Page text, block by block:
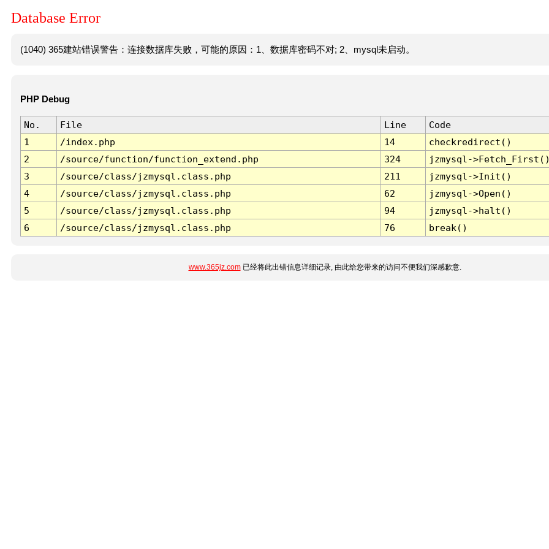
Database Error
(1040) 365建站错误警告：连接数据库失败，可能的原因：1、数据库密码不对; 2、mysql未启动。
PHP Debug
No. File Line
Code
1
/index.php 14
checkredirect()
2
/source/function/function_extend.php 324
jzmysql-
3
/source/class/jzmysql.class.php 211
jzmysql->Init()
4
/source/class/jzmysql.class.php 62
jzmysql->Open()
5
/source/class/jzmysql.class.php 94
jzmysql->halt()
6
/source/class/jzmysql.class.php 76 break()
www.365jz.com已经将此出错信息详细记录, 由此给您带来的访问不便我们深感歉意.